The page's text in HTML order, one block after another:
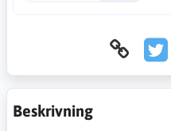
Beskrivning